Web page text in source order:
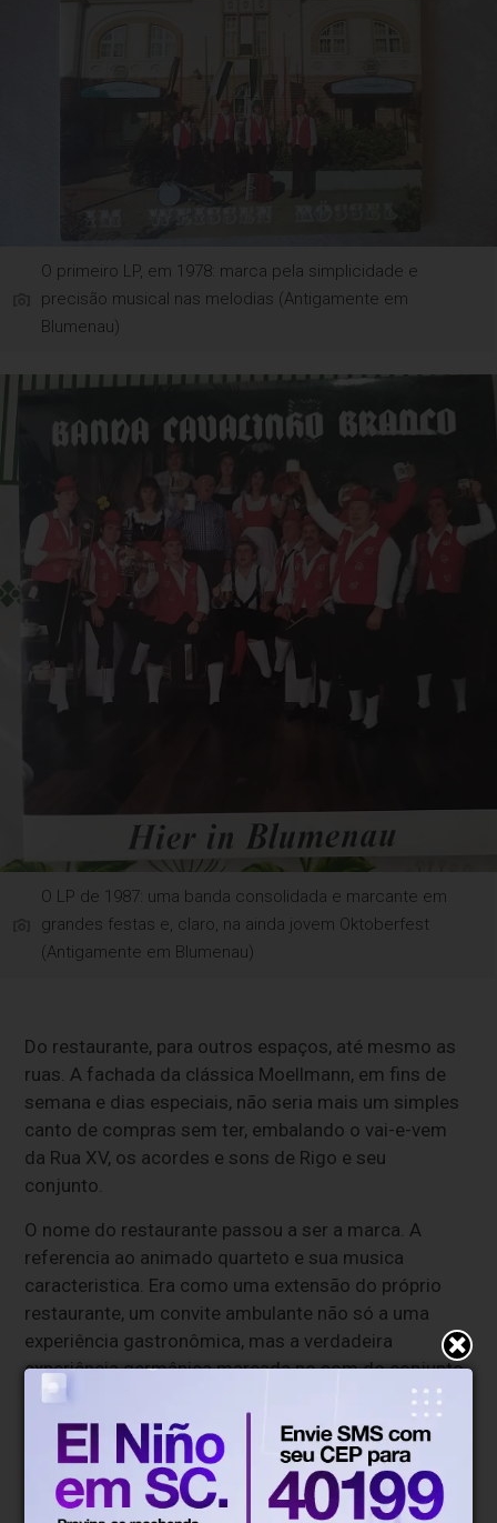
O primeiro LP, em 1978: marca pela simplicidade e
precisão musical nas melodias (Antigamente em
Blumenau)
O LP de 1987: uma banda consolidada e marcante em
grandes festas e, claro, na ainda jovem Oktoberfest
(Antigamente em Blumenau)
Do restaurante, para outros espaços, até mesmo as
ruas. A fachada da clássica Moellmann, em fins de
semana e dias especiais, não seria mais um simples
canto de compras sem ter, embalando o vai-e-vem
da Rua XV, os acordes e sons de Rigo e seu
conjunto.
O nome do restaurante passou a ser a marca. A
referencia ao animado quarteto e sua musica
caracteristica. Era como uma extensão do próprio
restaurante, um convite ambulante não só a uma
experiência gastronômica, mas a verdadeira
experiência germânica marcada no som do conjunto
de coletes vermelhos.
Rigo chegou ao ápice. De lá até hoje, o nome
crescido entre os montes do interior de Timbó era
quase uma bênção nas aparições que fazia, e sempre